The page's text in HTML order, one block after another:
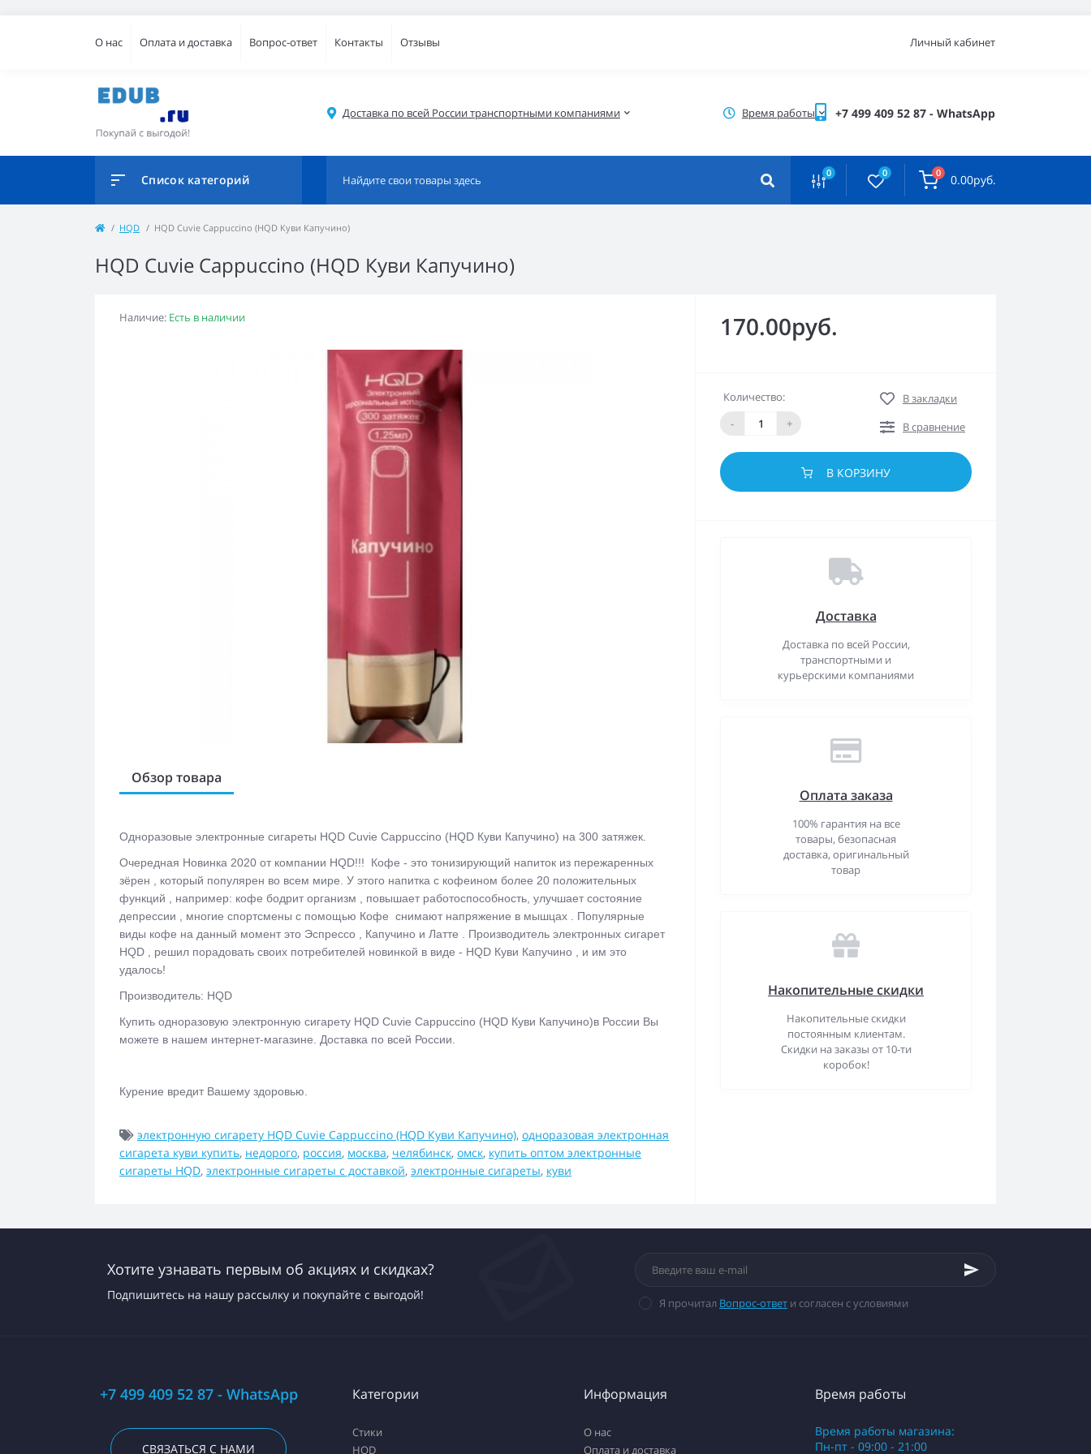
О нас Оплата и доставка Вопрос-ответ Контакты Отзывы Личный кабинет
Доставка по всей России транспортными компаниями Время работы +7 499 409 52 87 - WhatsApp
Список категорий 0 0 0 0.00руб.
HQD HQD Cuvie Cappuccino (HQD Куви Капучино)
HQD Cuvie Cappuccino (HQD Куви Капучино)
Наличие: Есть в наличии
Обзор товара
Одноразовые электронные сигареты HQD Cuvie Cappuccino (HQD Куви Капучино) на 300 затяжек.
Очередная Новинка 2020 от компании HQD!!! Кофе - это тонизирующий напиток из пережаренных
зёрен , который популярен во всем мире. У этого напитка с кофеином более 20 положительных
функций , например: кофе бодрит организм , повышает работоспособность, улучшает состояние
депрессии , многие спортсмены с помощью Кофе снимают напряжение в мышцах . Популярные
виды кофе на данный момент это Эспрессо , Капучино и Латте . Производитель электронных сигарет
HQD , решил порадовать своих потребителей новинкой в виде - HQD Куви Капучино , и им это
удалось!
Производитель: HQD
Купить одноразовую электронную сигарету HQD Cuvie Cappuccino (HQD Куви Капучино)в России Вы
можете в нашем интернет-магазине. Доставка по всей России.
Курение вредит Вашему здоровью.
электронную сигарету HQD Cuvie Cappuccino (HQD Куви Капучино), одноразовая электронная
сигарета куви купить, недорого, россия, москва, челябинск, омск, купить оптом электронные
сигареты HQD, электронные сигареты с доставкой, электронные сигареты, куви
170.00руб.
Количество:
-
+
В закладки
В сравнение
В КОРЗИНУ
Доставка
Доставка по всей России,
транспортными и
курьерскими компаниями
Оплата заказа
100% гарантия на все
товары, безопасная
доставка, оригинальный
товар
Накопительные скидки
Накопительные скидки
постоянным клиентам.
Скидки на заказы от 10-ти
коробок!
Хотите узнавать первым об акциях и скидках?
Подпишитесь на нашу рассылку и покупайте с выгодой!
Я прочитал Вопрос-ответ и согласен с условиями
+7 499 409 52 87 - WhatsApp
СВЯЗАТЬСЯ С НАМИ
Категории
Стики
HQD
Информация
О нас
Оплата и доставка
Время работы
Время работы магазина:
Пн-пт - 09:00 - 21:00